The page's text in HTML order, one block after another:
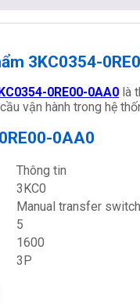
3KC0354-
0RE00-0AA0 là
vận hành trong hệ
0AA0
Thông tin
3KC0
Manual transfer
5
1600
3P